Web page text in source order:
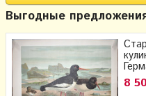
Выгодные
8